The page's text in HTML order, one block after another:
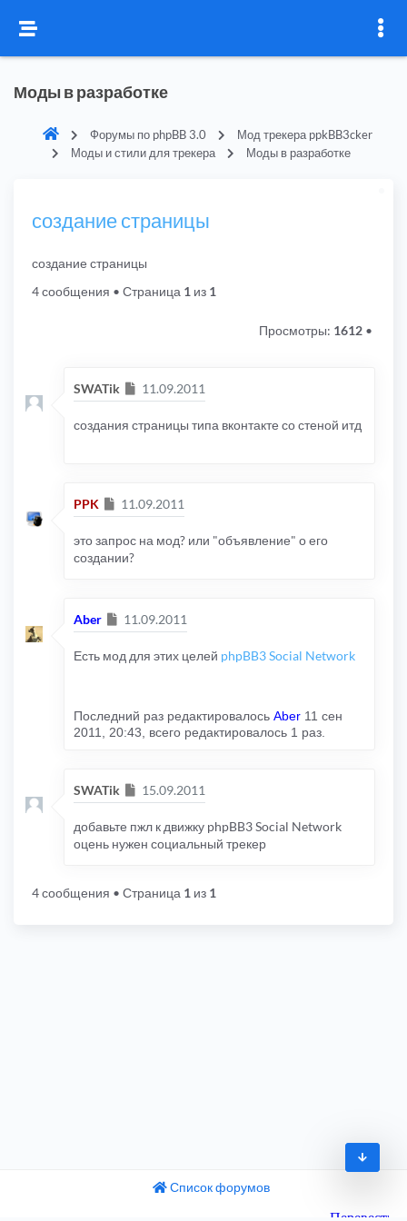
Моды в разработке
Форумы по phpBB 3.0
Мод трекера ppkBB3cker
Моды и стили для трекера
Моды в разработке
создание страницы
создание страницы
4 сообщения • Страница 1 из 1
Просмотры: 1612 •
SWATik Сообщение
11.09.2011
создания страницы типа вконтакте со стеной итд
PPK Сообщение
11.09.2011
это запрос на мод? или "объявление" о его
создании?
Aber Сообщение
11.09.2011
Есть мод для этих целей phpBB3 Social Network
Последний раз редактировалось Aber 11 сен
2011, 20:43, всего редактировалось 1 раз.
SWATik Сообщение
15.09.2011
добавьте пжл к движку phpBB3 Social Network
оцень нужен социальный трекер
4 сообщения • Страница 1 из 1
Список форумов